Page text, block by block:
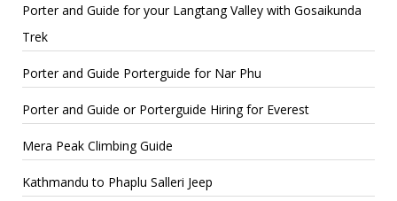
Porter and Guide for your Langtang Valley with Gosaikunda
Trek
Porter and Guide Porterguide for Nar Phu
Porter and Guide or Porterguide Hiring for Everest
Mera Peak Climbing Guide
Kathmandu to Phaplu Salleri Jeep